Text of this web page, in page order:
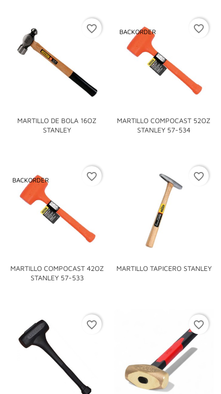
MARTILLO DE BOLA 16OZ
STANLEY
favorite_border
MARTILLO COMPOCAST 52OZ
STANLEY 57-534
BACKORDER favorite_border
MARTILLO COMPOCAST 42OZ
STANLEY 57-533
BACKORDER favorite_border
MARTILLO TAPICERO STANLEY
favorite_border
favorite_border favorite_border